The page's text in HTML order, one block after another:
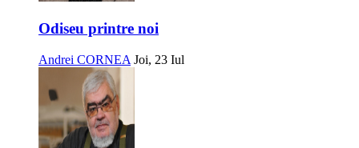
Odiseu printre noi
Andrei CORNEA Joi, 23 Iul